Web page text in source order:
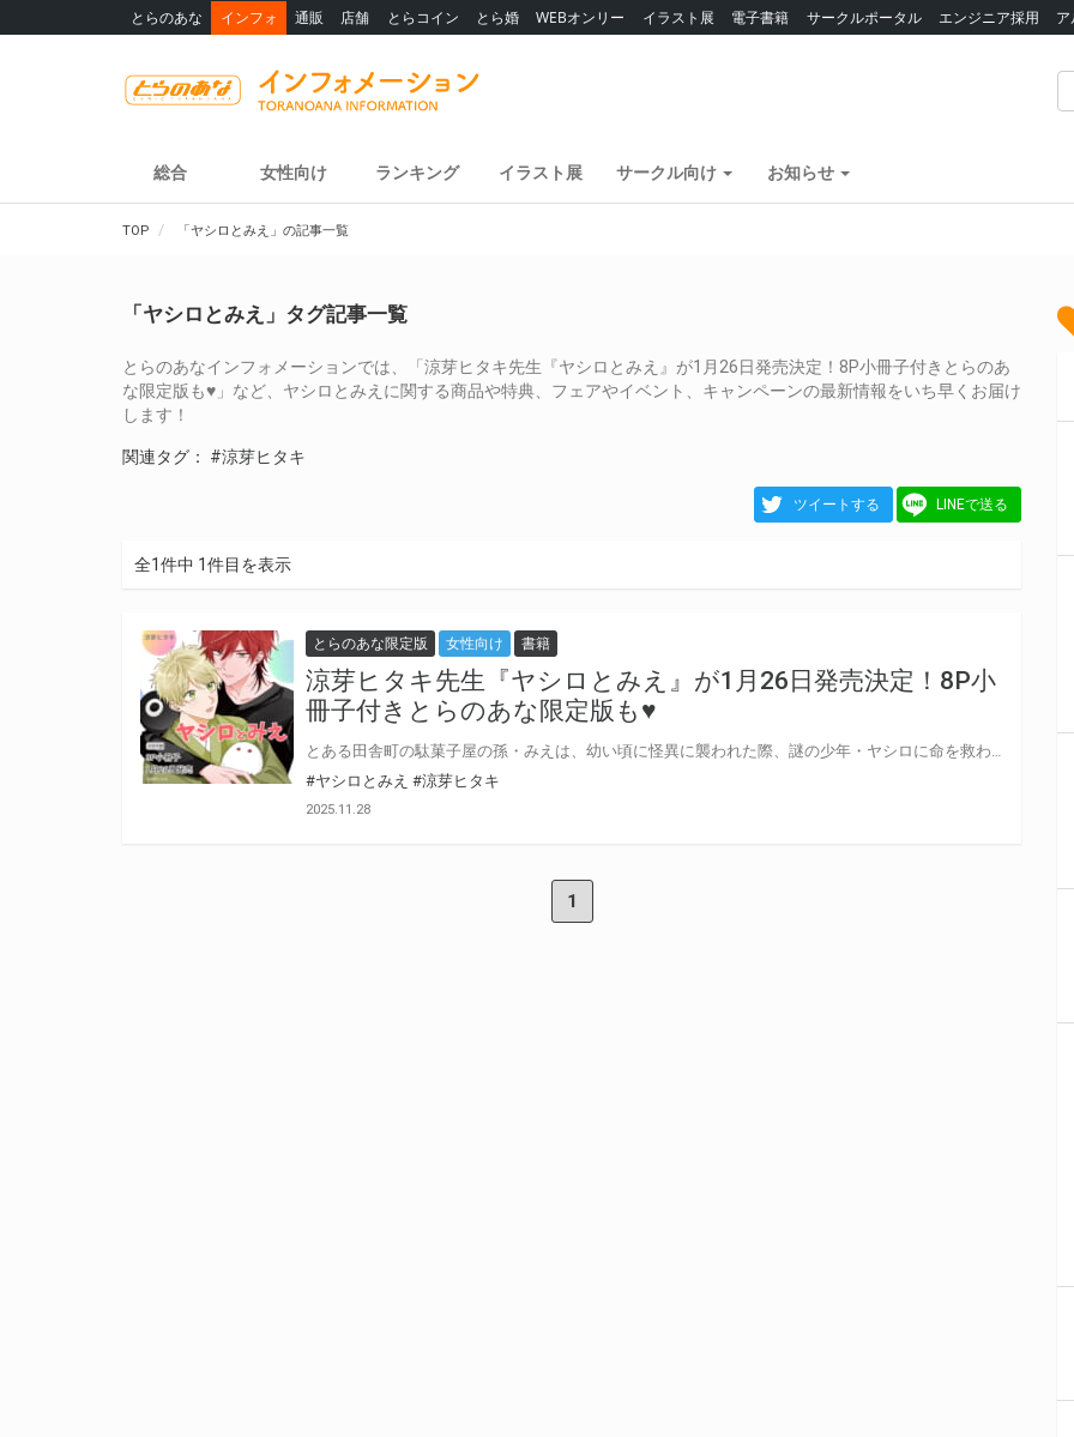
とらのあな インフォ 通販 店舗 とらコイン とら婚 WEBオンリー イラスト展 電子書籍 サークルポータル エンジニア採用
総合 女性向け ランキング イラスト展 サークル向け お知らせ
TOP 「ヤシロとみえ」の記事一覧
「ヤシロとみえ」タグ記事一覧
とらのあなインフォメーションでは、「涼芽ヒタキ先生『ヤシロとみえ』が1月26日発売決定！8P小冊子付きとらのあ
な限定版も♥」など、ヤシロとみえに関する商品や特典、フェアやイベント、キャンペーンの最新情報をいち早くお届け
します！
関連タグ： #涼芽ヒタキ
ツイートする LINEで送る
全1件中 1件目を表示
とらのあな限定版 女性向け 書籍
涼芽ヒタキ先生『ヤシロとみえ』が1月26日発売決定！8P小
冊子付きとらのあな限定版も♥
#ヤシロとみえ #涼芽ヒタキ
2025.11.28
1